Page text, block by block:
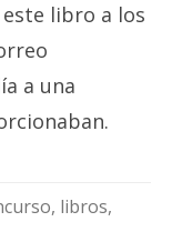
libro a los
a una
, libros,